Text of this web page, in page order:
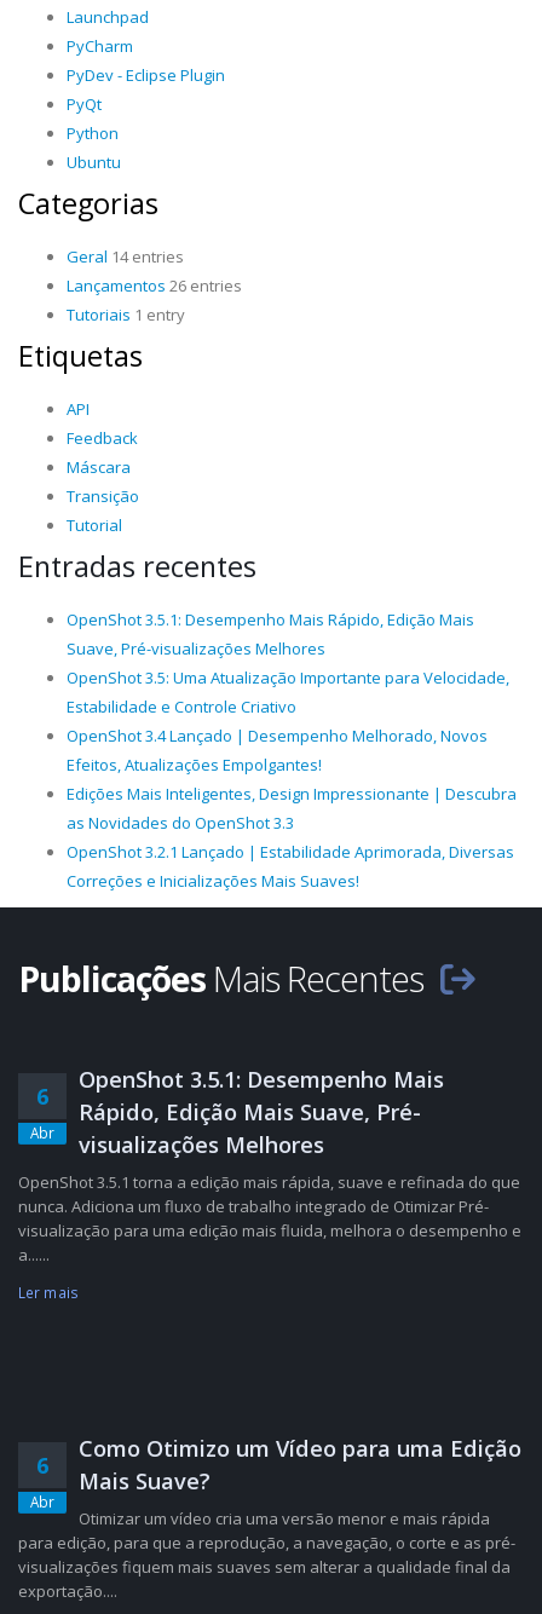
Launchpad
PyCharm
PyDev - Eclipse Plugin
PyQt
Python
Ubuntu
Categorias
Geral 14 entries
Lançamentos 26 entries
Tutoriais 1 entry
Etiquetas
API
Feedback
Máscara
Transição
Tutorial
Entradas recentes
OpenShot 3.5.1: Desempenho Mais Rápido, Edição Mais
Suave, Pré-visualizações Melhores
OpenShot 3.5: Uma Atualização Importante para Velocidade,
Estabilidade e Controle Criativo
OpenShot 3.4 Lançado | Desempenho Melhorado, Novos
Efeitos, Atualizações Empolgantes!
Edições Mais Inteligentes, Design Impressionante | Descubra
as Novidades do OpenShot 3.3
OpenShot 3.2.1 Lançado | Estabilidade Aprimorada, Diversas
Correções e Inicializações Mais Suaves!
Publicações Mais Recentes
6
Abr
OpenShot 3.5.1: Desempenho Mais
Rápido, Edição Mais Suave, Pré-
visualizações Melhores
OpenShot 3.5.1 torna a edição mais rápida, suave e refinada do que
nunca. Adiciona um fluxo de trabalho integrado de Otimizar Pré-
visualização para uma edição mais fluida, melhora o desempenho e
a......
Ler mais
6
Abr
Como Otimizo um Vídeo para uma Edição
Mais Suave?
Otimizar um vídeo cria uma versão menor e mais rápida
para edição, para que a reprodução, a navegação, o corte e as pré-
visualizações fiquem mais suaves sem alterar a qualidade final da
exportação....